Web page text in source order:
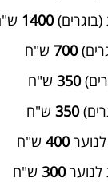
(בוגרים)1400
700 ש"ח
350 ש"ח
350 ש"ח
לנוער400 ש"ח
לנוער300 ש"ח